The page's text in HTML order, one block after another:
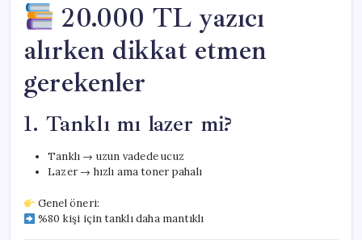
20.000 TL yazıcı
alırken dikkat etmen
gerekenler
1. Tanklı mı lazer mi?
Tanklı → uzun vadede ucuz
Lazer → hızlı ama toner pahalı
Genel öneri:
%80 kişi için tanklı daha mantıklı